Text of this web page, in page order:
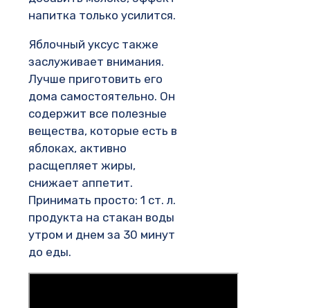
напитка только усилится.
Яблочный уксус также
заслуживает внимания.
Лучше приготовить его
дома самостоятельно. Он
содержит все полезные
вещества, которые есть в
яблоках, активно
расщепляет жиры,
снижает аппетит.
Принимать просто: 1 ст. л.
продукта на стакан воды
утром и днем за 30 минут
до еды.